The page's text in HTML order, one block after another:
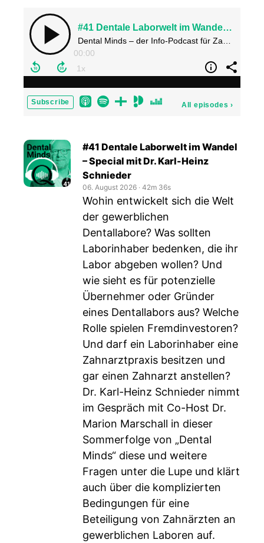
#41 Dentale Laborwelt im Wandel – Special mit Dr. Karl-Heinz Schnieder
00:00
Subscribe All episodes ›
#41 Dentale Laborwelt im Wandel
– Special mit Dr. Karl-Heinz
Schnieder
06. August 2026 ‧ 42m 36s
Wohin entwickelt sich die Welt
der gewerblichen
Dentallabore? Was sollten
Laborinhaber bedenken, die ihr
Labor abgeben wollen? Und
wie sieht es für potenzielle
Übernehmer oder Gründer
eines Dentallabors aus? Welche
Rolle spielen Fremdinvestoren?
Und darf ein Laborinhaber eine
Zahnarztpraxis besitzen und
gar einen Zahnarzt anstellen?
Dr. Karl-Heinz Schnieder nimmt
im Gespräch mit Co-Host Dr.
Marion Marschall in dieser
Sommerfolge von „Dental
Minds“ diese und weitere
Fragen unter die Lupe und klärt
auch über die komplizierten
Bedingungen für eine
Beteiligung von Zahnärzten an
gewerblichen Laboren auf.